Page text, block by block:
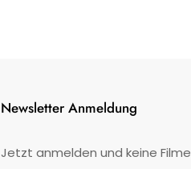
Newsletter Anmeldung
Jetzt anmelden und keine Filme